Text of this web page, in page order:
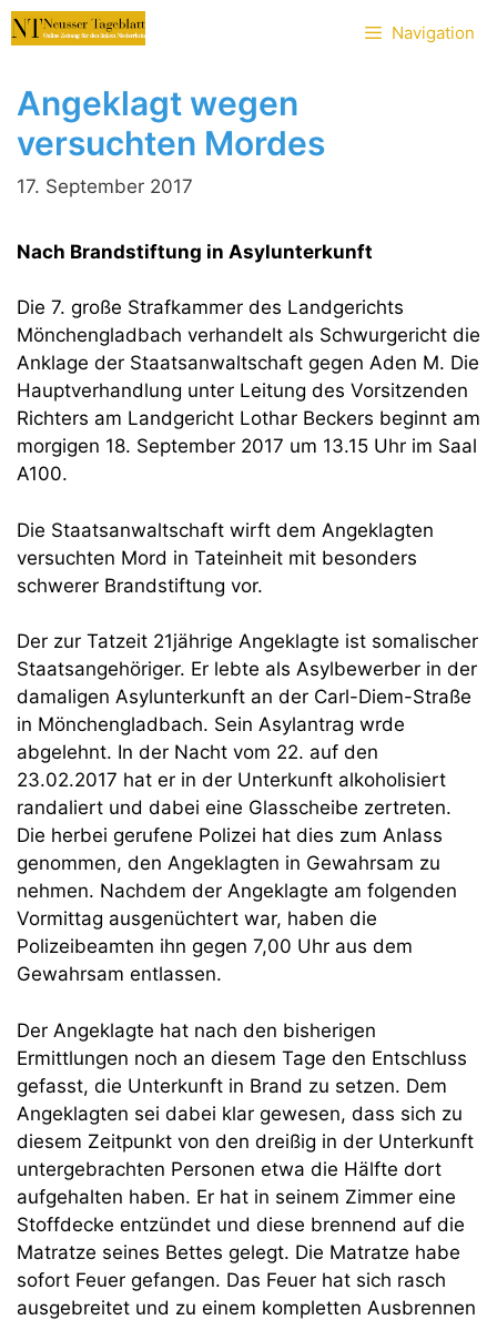
Zum
Inhalt
Navigation
Angeklagt wegen
versuchten Mordes
17. September 2017
Nach Brandstiftung in Asylunterkunft
Die 7. große Strafkammer des Landgerichts
Mönchengladbach verhandelt als Schwurgericht die
Anklage der Staatsanwaltschaft gegen Aden M. Die
Hauptverhandlung unter Leitung des Vorsitzenden
Richters am Landgericht Lothar Beckers beginnt am
morgigen 18. September 2017 um 13.15 Uhr im Saal
A100.
Die Staatsanwaltschaft wirft dem Angeklagten
versuchten Mord in Tateinheit mit besonders
schwerer Brandstiftung vor.
Der zur Tatzeit 21jährige Angeklagte ist somalischer
Staatsangehöriger. Er lebte als Asylbewerber in der
damaligen Asylunterkunft an der Carl-Diem-Straße
in Mönchengladbach. Sein Asylantrag wrde
abgelehnt. In der Nacht vom 22. auf den
23.02.2017 hat er in der Unterkunft alkoholisiert
randaliert und dabei eine Glasscheibe zertreten.
Die herbei gerufene Polizei hat dies zum Anlass
genommen, den Angeklagten in Gewahrsam zu
nehmen. Nachdem der Angeklagte am folgenden
Vormittag ausgenüchtert war, haben die
Polizeibeamten ihn gegen 7,00 Uhr aus dem
Gewahrsam entlassen.
Der Angeklagte hat nach den bisherigen
Ermittlungen noch an diesem Tage den Entschluss
gefasst, die Unterkunft in Brand zu setzen. Dem
Angeklagten sei dabei klar gewesen, dass sich zu
diesem Zeitpunkt von den dreißig in der Unterkunft
untergebrachten Personen etwa die Hälfte dort
aufgehalten haben. Er hat in seinem Zimmer eine
Stoffdecke entzündet und diese brennend auf die
Matratze seines Bettes gelegt. Die Matratze habe
sofort Feuer gefangen. Das Feuer hat sich rasch
ausgebreitet und zu einem kompletten Ausbrennen